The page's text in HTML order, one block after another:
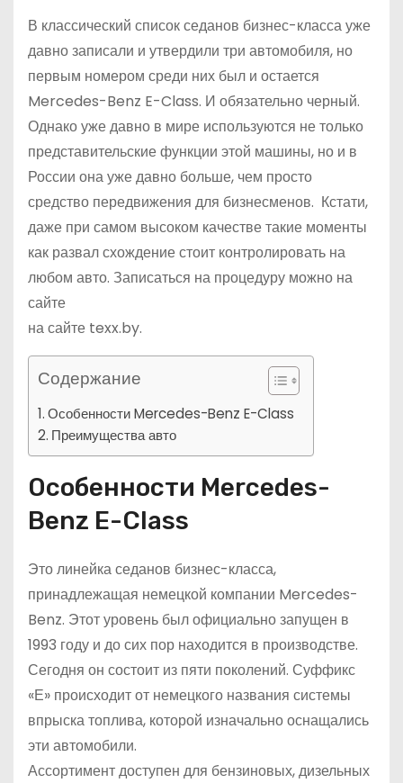
В классический список седанов бизнес-класса уже
давно записали и утвердили три автомобиля, но
первым номером среди них был и остается
Mercedes-Benz E-Class. И обязательно черный.
Однако уже давно в мире используются не только
представительские функции этой машины, но и в
России она уже давно больше, чем просто
средство передвижения для бизнесменов. Кстати,
даже при самом высоком качестве такие моменты
как развал схождение стоит контролировать на
любом авто. Записаться на процедуру можно на
сайте
на сайте texx.by.
Содержание
Особенности Mercedes-Benz E-Class
Преимущества авто
Особенности Mercedes-
Benz E-Class
Это линейка седанов бизнес-класса,
принадлежащая немецкой компании Mercedes-
Benz. Этот уровень был официально запущен в
1993 году и до сих пор находится в производстве.
Сегодня он состоит из пяти поколений. Суффикс
«Е» происходит от немецкого названия системы
впрыска топлива, которой изначально оснащались
эти автомобили.
Ассортимент доступен для бензиновых, дизельных